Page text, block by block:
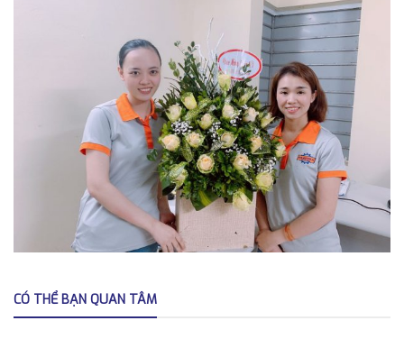
CÓ THỂ BẠN QUAN TÂM